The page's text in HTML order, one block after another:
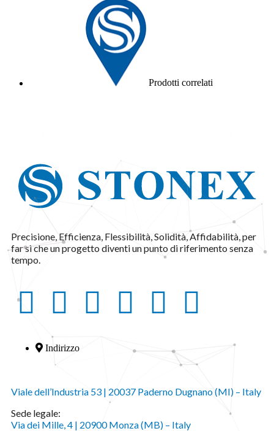
Prodotti correlati
Precisione, Efficienza, Flessibilità, Solidità, Affidabilità, per
far sì che un progetto diventi un punto di riferimento senza
tempo.
Indirizzo
Viale dell’Industria 53 | 20037 Paderno Dugnano (MI) – Italy
Sede legale:
Via dei Mille, 4 | 20900 Monza (MB) – Italy